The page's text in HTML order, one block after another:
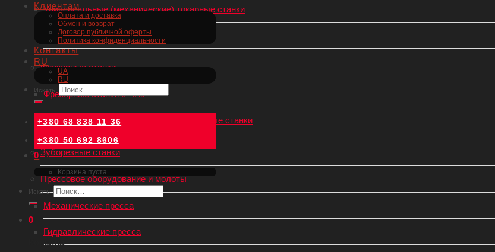
Клиентам
Оплата и доставка
Обмен и возврат
Договор публичной оферты
Политика конфиденциальности
Контакты
RU
UA
RU
Искать:
+380 68 838 11 36
+380 50 692 8606
0
Корзина пуста.
Искать:
0
Корзина
Универсальные (механические) токарные станки
Токарные автоматы швейцарского типа
Фрезерные станки
Фрезерные станки с ЧПУ
Универсальные (механические) фрезерные станки
Зуборезные станки
Прессовое оборудование и молоты
Механические пресса
Гидравлические пресса